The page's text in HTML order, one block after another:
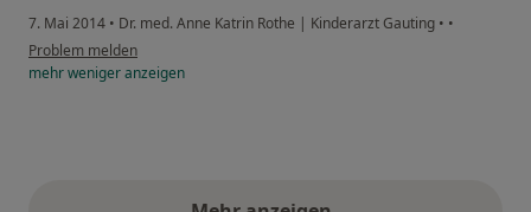
7. Mai 2014 • Dr. med. Anne Katrin Rothe | Kinderarzt Gauting • •
Problem melden
mehrwenigeranzeigen